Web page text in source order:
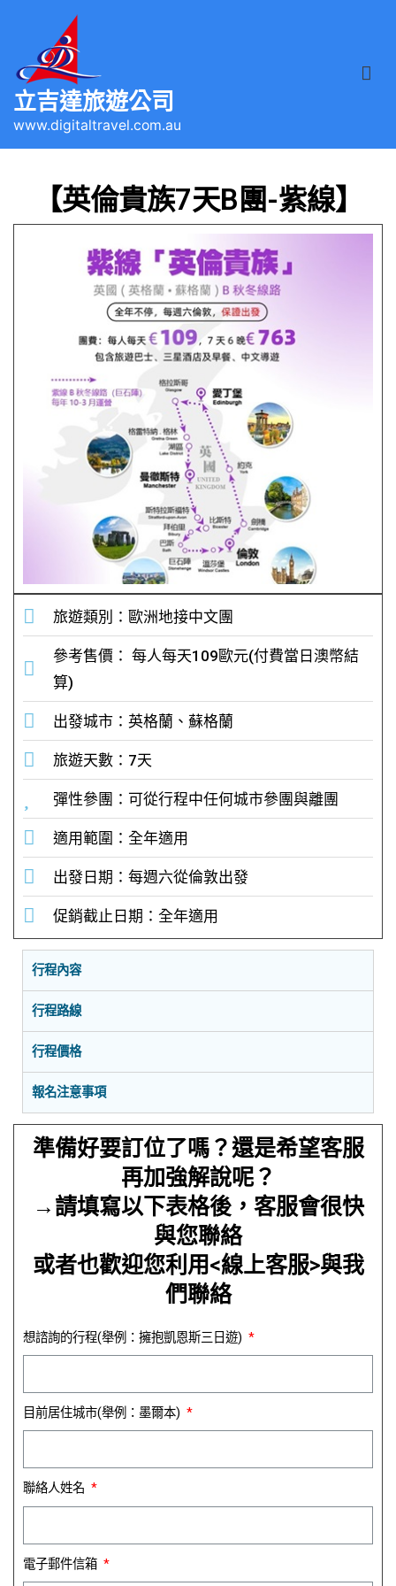
立吉達旅遊公司
www.digitaltravel.com.au
【英倫貴族7天B團-紫線】
旅遊類別：歐洲地接中文團
參考售價： 每人每天109歐元(付費當日澳幣結
算)
出發城市：英格蘭、蘇格蘭
旅遊天數：7天
彈性參團：可從行程中任何城市參團與離團
適用範圍：全年適用
出發日期：每週六從倫敦出發
促銷截止日期：全年適用
行程內容
行程路線
行程價格
報名注意事項
準備好要訂位了嗎？還是希望客服
再加強解說呢？
→請填寫以下表格後，客服會很快
與您聯絡
或者也歡迎您利用<線上客服>與我
們聯絡
想諮詢的行程(舉例：擁抱凱恩斯三日遊)
目前居住城市(舉例：墨爾本)
聯絡人姓名
電子郵件信箱